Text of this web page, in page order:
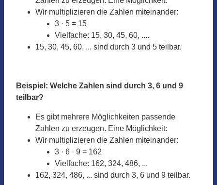
Wir multiplizieren die Zahlen miteinander:
3 · 5 = 15
Vielfache: 15, 30, 45, 60, ....
15, 30, 45, 60, ... sind durch 3 und 5 teilbar.
Beispiel: Welche Zahlen sind durch 3, 6 und 9
teilbar?
Es gibt mehrere Möglichkeiten passende
Zahlen zu erzeugen. Eine Möglichkeit:
Wir multiplizieren die Zahlen miteinander:
3 · 6 · 9 = 162
Vielfache: 162, 324, 486, ...
162, 324, 486, ... sind durch 3, 6 und 9 teilbar.